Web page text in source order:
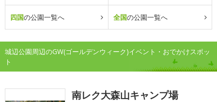
四国の公園一覧へ 全国の公園一覧へ
城辺公園周辺のGW(ゴールデンウィーク)イベント・おでかけスポッ
ト
南レク大森山キャンプ場